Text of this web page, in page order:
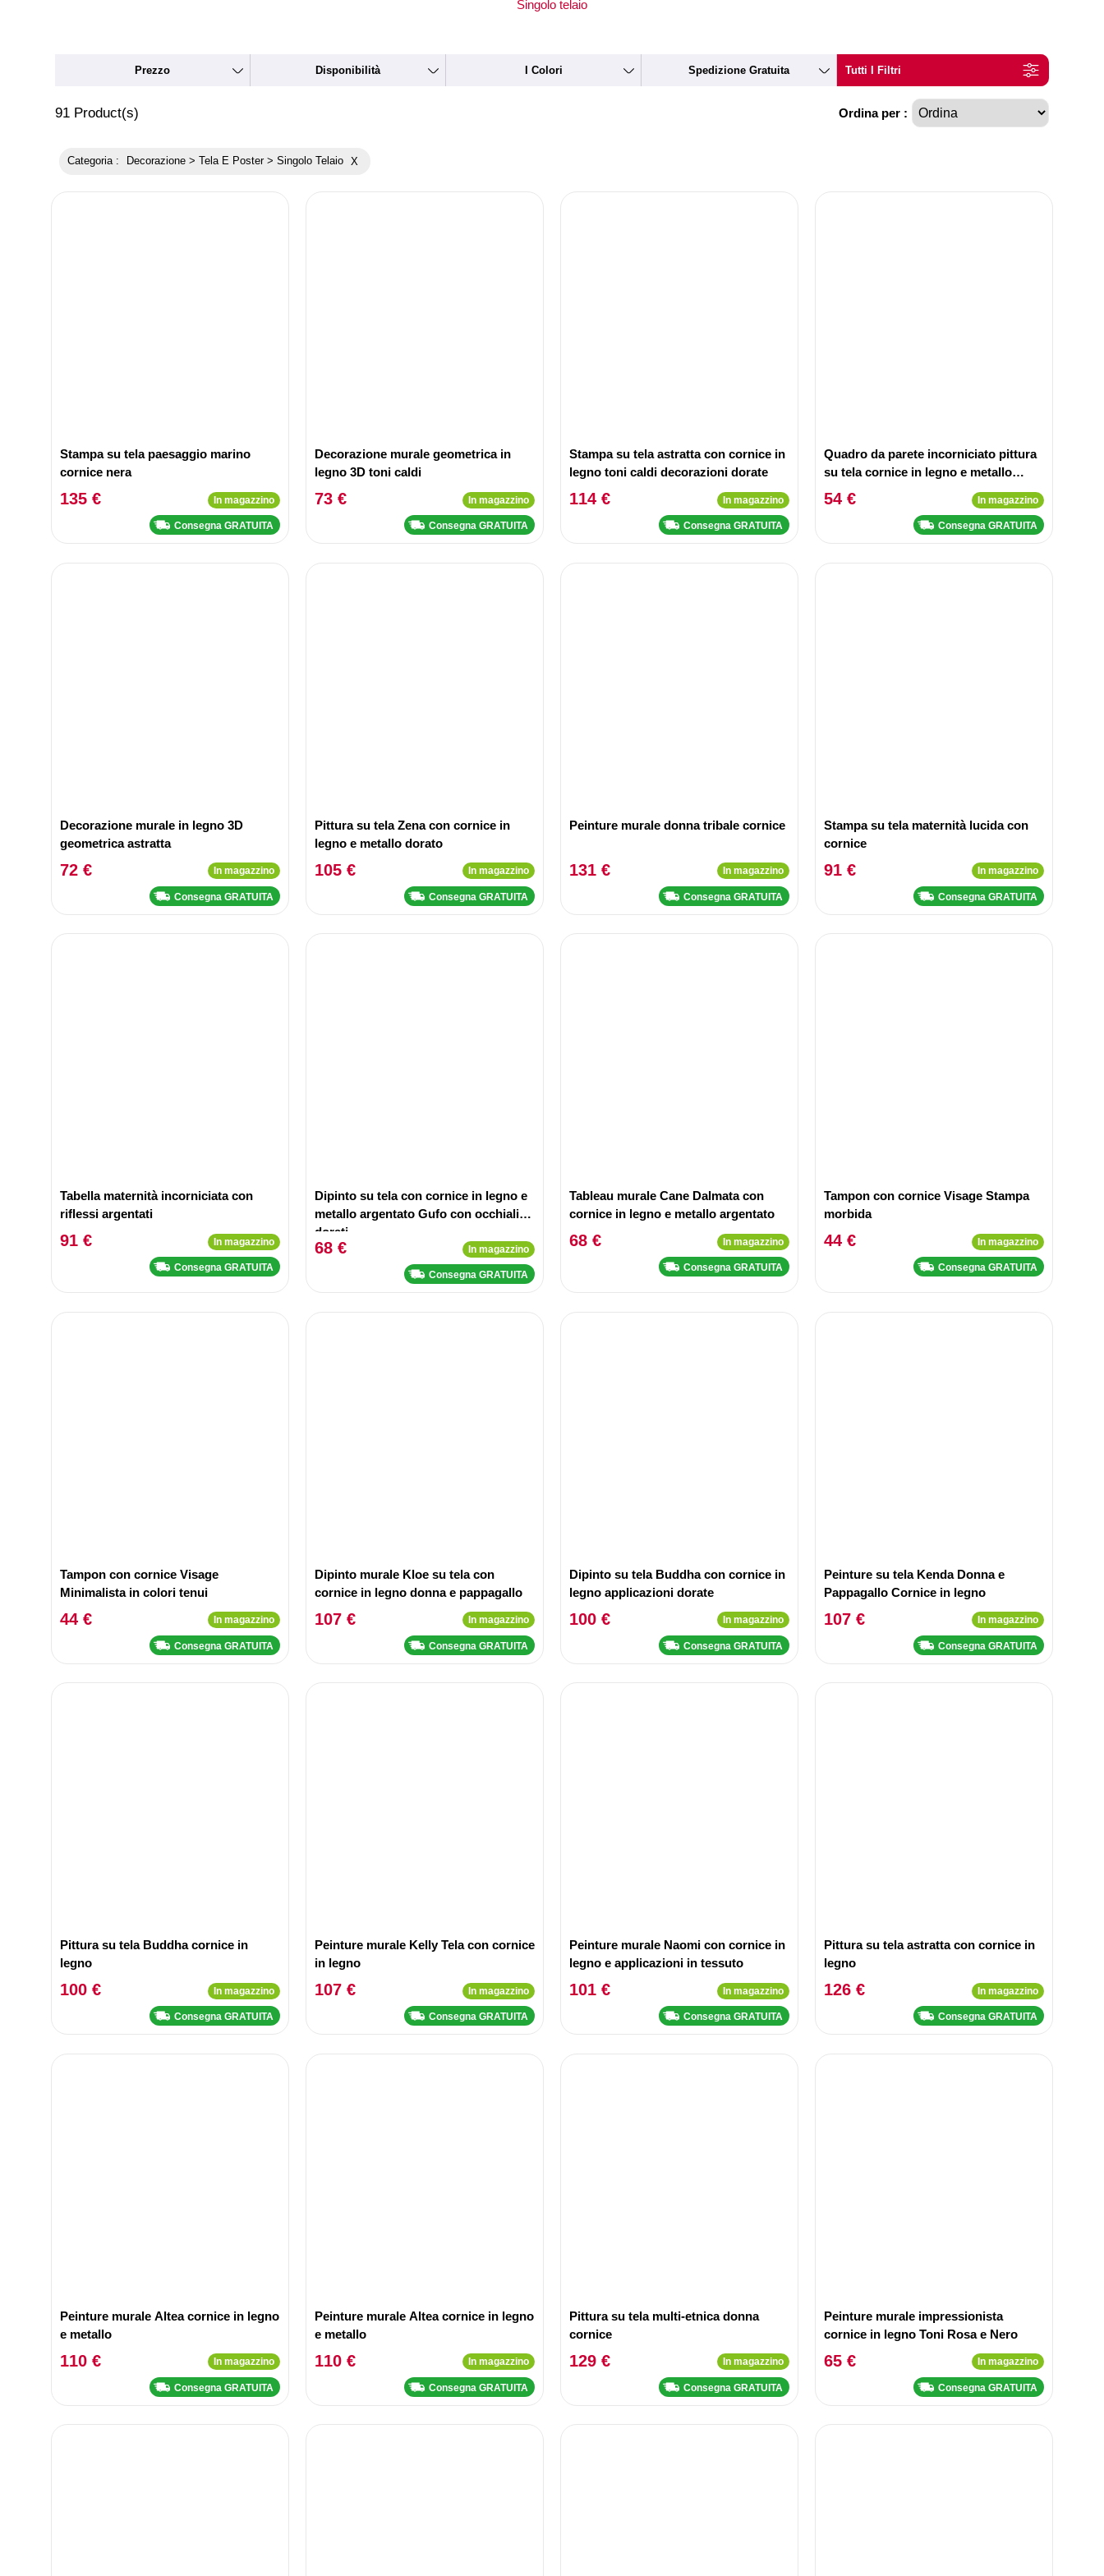
Singolo telaio
Prezzo Disponibilità I Colori Spedizione Gratuita Tutti I Filtri
91 Product(s) Ordina per :
Categoria : Decorazione > Tela E Poster > Singolo Telaio X
Stampa su tela paesaggio marino
cornice nera
135 € In magazzino
Consegna GRATUITA
Decorazione murale geometrica in
legno 3D toni caldi
73 € In magazzino
Consegna GRATUITA
Stampa su tela astratta con cornice in
legno toni caldi decorazioni dorate
114 € In magazzino
Consegna GRATUITA
Quadro da parete incorniciato pittura
su tela cornice in legno e metallo
dorato blu
54 € In magazzino
Consegna GRATUITA
Decorazione murale in legno 3D
geometrica astratta
72 € In magazzino
Consegna GRATUITA
Pittura su tela Zena con cornice in
legno e metallo dorato
105 € In magazzino
Consegna GRATUITA
Peinture murale donna tribale cornice
131 € In magazzino
Consegna GRATUITA
Stampa su tela maternità lucida con
cornice
91 € In magazzino
Consegna GRATUITA
Tabella maternità incorniciata con
riflessi argentati
91 € In magazzino
Consegna GRATUITA
Dipinto su tela con cornice in legno e
metallo argentato Gufo con occhiali
dorati
68 € In magazzino
Consegna GRATUITA
Tableau murale Cane Dalmata con
cornice in legno e metallo argentato
68 € In magazzino
Consegna GRATUITA
Tampon con cornice Visage Stampa
morbida
44 € In magazzino
Consegna GRATUITA
Tampon con cornice Visage
Minimalista in colori tenui
44 € In magazzino
Consegna GRATUITA
Dipinto murale Kloe su tela con
cornice in legno donna e pappagallo
107 € In magazzino
Consegna GRATUITA
Dipinto su tela Buddha con cornice in
legno applicazioni dorate
100 € In magazzino
Consegna GRATUITA
Peinture su tela Kenda Donna e
Pappagallo Cornice in legno
107 € In magazzino
Consegna GRATUITA
Pittura su tela Buddha cornice in
legno
100 € In magazzino
Consegna GRATUITA
Peinture murale Kelly Tela con cornice
in legno
107 € In magazzino
Consegna GRATUITA
Peinture murale Naomi con cornice in
legno e applicazioni in tessuto
101 € In magazzino
Consegna GRATUITA
Pittura su tela astratta con cornice in
legno
126 € In magazzino
Consegna GRATUITA
Peinture murale Altea cornice in legno
e metallo
110 € In magazzino
Consegna GRATUITA
Peinture murale Altea cornice in legno
e metallo
110 € In magazzino
Consegna GRATUITA
Pittura su tela multi-etnica donna
cornice
129 € In magazzino
Consegna GRATUITA
Peinture murale impressionista
cornice in legno Toni Rosa e Nero
65 € In magazzino
Consegna GRATUITA